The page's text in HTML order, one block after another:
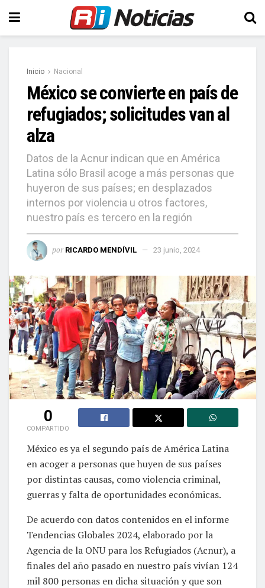
Inicio Nacional
México se convierte en país de
refugiados; solicitudes van al
alza
Datos de la Acnur indican que en América
Latina sólo Brasil acoge a más personas que
huyeron de sus países; en desplazados
internos por violencia u otros factores,
nuestro país es tercero en la región
por RICARDO MENDÍVIL 23 junio, 2024
0
COMPARTIDO
México es ya el segundo país de América Latina
en acoger a personas que huyen de sus países
por distintas causas, como violencia criminal,
guerras y falta de oportunidades económicas.
De acuerdo con datos contenidos en el informe
Tendencias Globales 2024, elaborado por la
Agencia de la ONU para los Refugiados (Acnur), a
finales del año pasado en nuestro país vivían 124
mil 800 personas en dicha situación y que son